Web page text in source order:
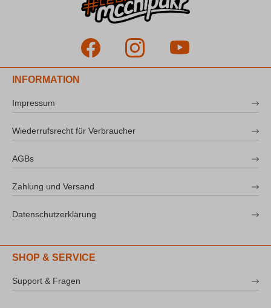
INFORMATION
Impressum
Wiederrufsrecht für Verbraucher
AGBs
Zahlung und Versand
Datenschutzerklärung
SHOP & SERVICE
Support & Fragen